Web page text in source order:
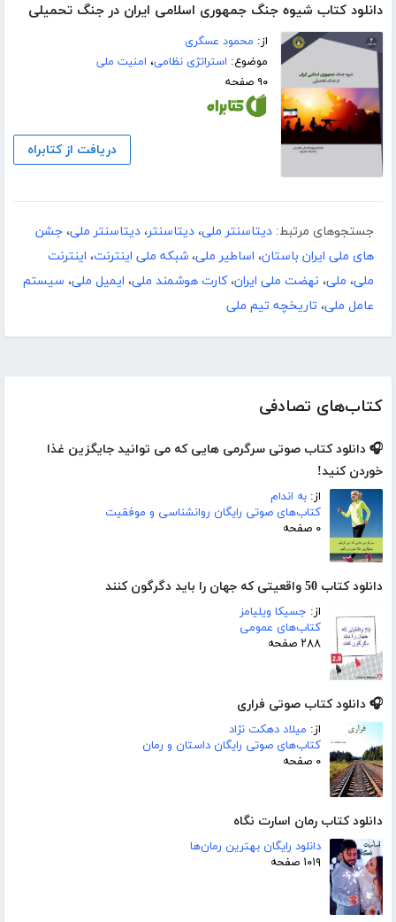
کتاب‌های تصادفی
🎧 دانلود کتاب صوتی سرگرمی هایی که می توانید جایگزین غذا
خوردن کنید!
از: به اندام
کتاب‌های صوتی رایگان روانشناسی و موفقیت
۰ صفحه
دانلود کتاب 50 واقعیتی که جهان را باید دگرگون کنند
از: جسیکا ویلیامز
کتاب‌های عمومی
۲۸۸ صفحه
🎧 دانلود کتاب صوتی فراری
از: میلاد دهکت نژاد
کتاب‌های صوتی رایگان داستان و رمان
۰ صفحه
دانلود کتاب رمان اسارت نگاه
دانلود رایگان بهترین رمان‌ها
۱۰۱۹ صفحه
دانلود کتاب شیوه جنگ جمهوری اسلامی ایران در جنگ تحمیلی
از: محمود عسگری
موضوع: استراتژی نظامی، امنیت ملی
۹۰ صفحه
دریافت از کتابراه
جستجوهای مرتبط: دیتاسنتر ملی، دیتاسنتر، دیتاسنتر ملی، جشن
های ملی ایران باستان، اساطیر ملی، شبکه ملی اینترنت، اینترنت
ملی، ملی، نهضت ملی ایران،کارت هوشمند ملی، ایمیل ملی، سیستم
عامل ملی، تاریخچه تیم ملی